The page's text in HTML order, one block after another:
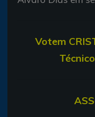
Votem